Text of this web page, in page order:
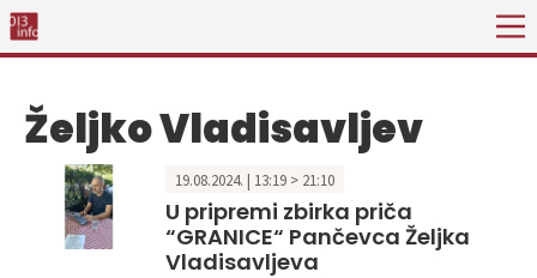
Željko Vladisavljev
19.08.2024. | 13:19 > 21:10
U pripremi zbirka priča
“GRANICE“ Pančevca Željka
Vladisavljeva